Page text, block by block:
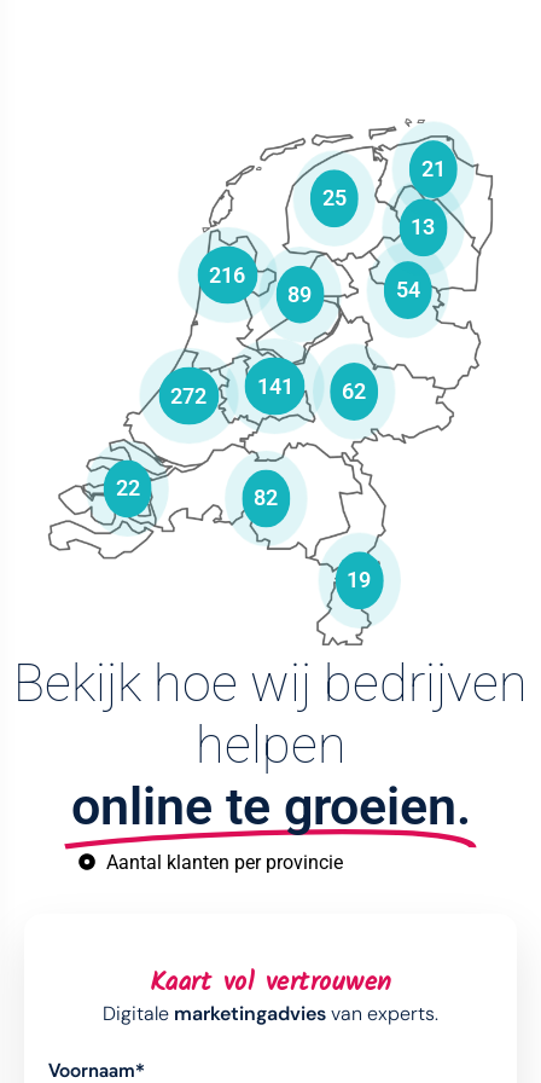
22
272 141
216
89 54
62
82
19
25
13
21
Bekijk hoe wij bedrijven
helpen
online te groeien.
Aantal klanten per provincie
Kaart vol vertrouwen
Digitale marketingadviesvan experts.
Voornaam*